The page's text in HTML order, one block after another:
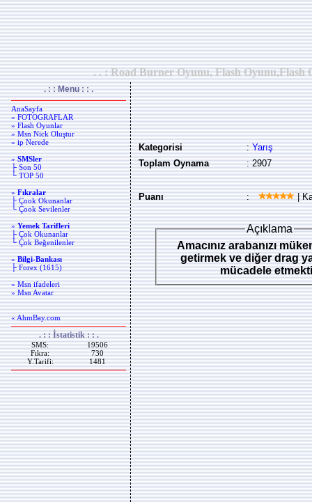
. . : Road Burner Oyunu, Flash Oyunu,Flash
. : : Menu : : .
AnaSayfa
» FOTOGRAFLAR
» Flash Oyunlar
» Msn Nick Oluştur
» ip Nerede
»SMSler
├ Son 50
└ TOP 50
»Fıkralar
├ Çook Okunanlar
└ Çook Sevilenler
»Yemek Tarifleri
├ Çok Okunanlar
└ Çok Beğenilenler
»Bilgi-Bankası
├ Forex (1615)
» Msn ifadeleri
» Msn Avatar
« AhmBay.com
. : : İstatistik : : .
SMS:
19506
Fıkra:
730
Y.Tarifi:
1481
Kategorisi :Yarış
Toplam Oynama
: 2907
Puanı : |
Açıklama
Amacınız arabanızı
getirmek ve diğer drag
mücadele